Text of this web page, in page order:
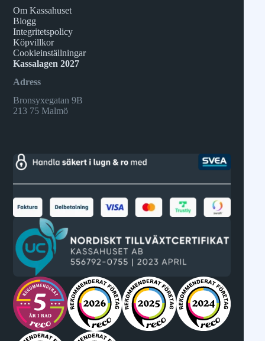
Om Kassahuset
Blogg
Integritetspolicy
Köpvillkor
Cookieinställningar
Kassalagen 2027
Adress
Bronsyxegatan 9B
213 75 Malmö